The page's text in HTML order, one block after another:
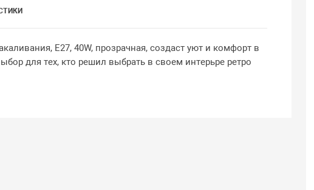
E27, 40W, прозрачная, создаст уют и комфорт в
для тех, кто решил выбрать в своем интерьре ретро